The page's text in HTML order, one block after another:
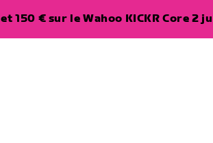
150 € sur le Wahoo KICKR Core 2